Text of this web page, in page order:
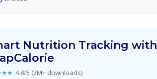
Nutrition Tracking with
4.8/5 (2M+ downloads)